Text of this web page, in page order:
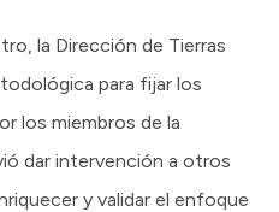
la Dirección de Tierras
para fijar los
los miembros de la
dar intervención a otros
y validar el enfoque